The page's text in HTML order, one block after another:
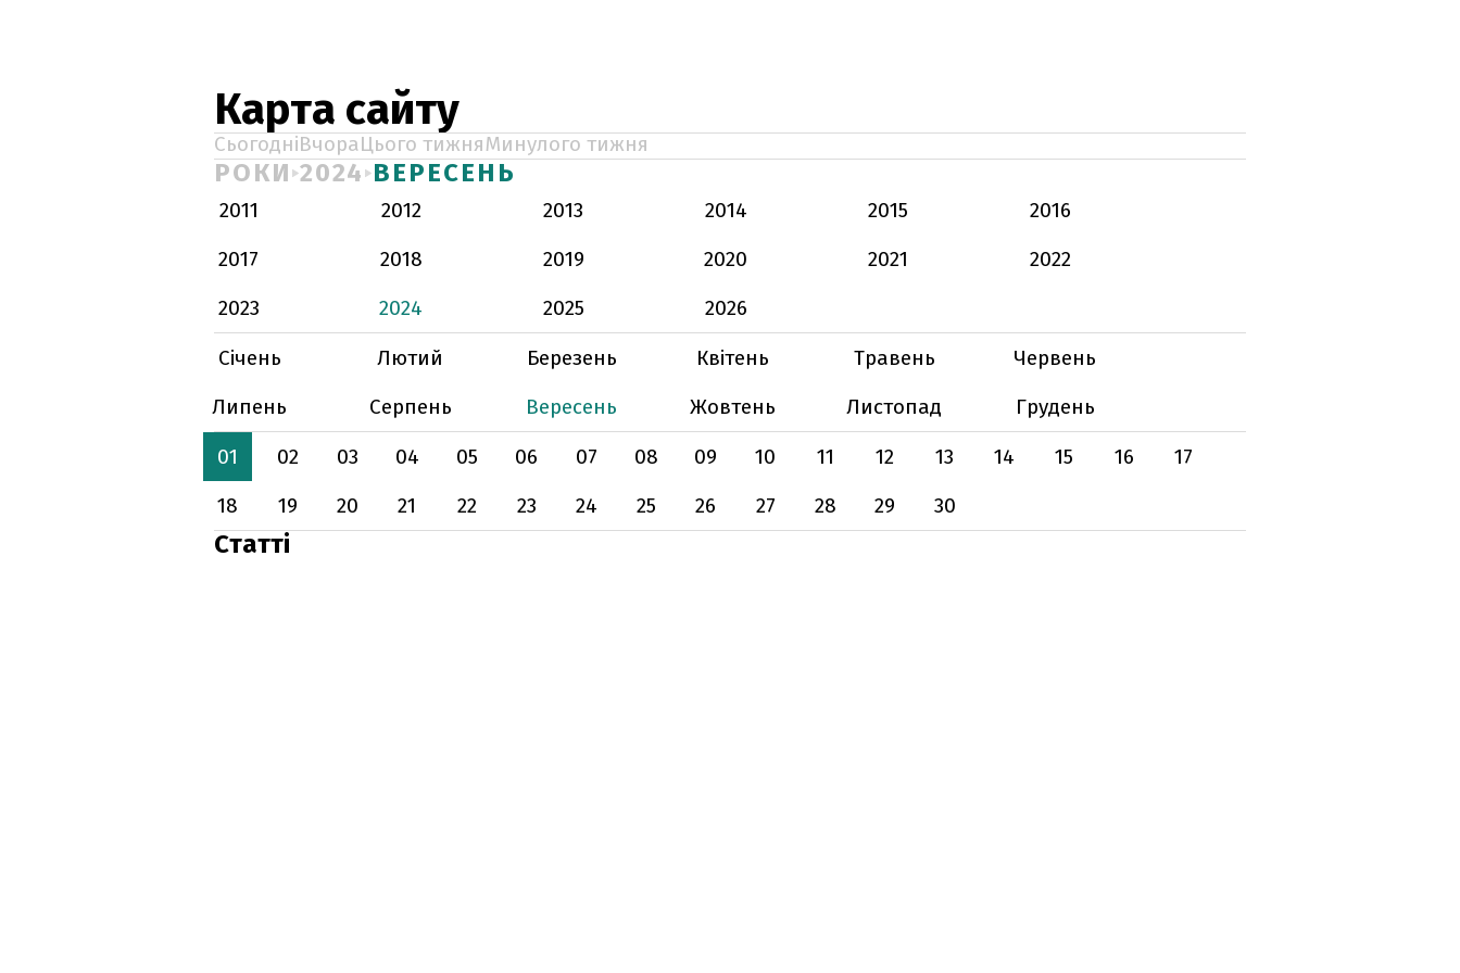
Карта сайту
СьогодніВчораЦього тижняМинулого тижня
РОКИ 2024 ВЕРЕСЕНЬ
2011 2012 2013 2014 2015
2016
2017
2018 2019 2020 2021
2022
2023
2024 2025
2026
Січень
Лютий Березень Квітень Травень
Червень
Липень
Серпень Вересень Жовтень Листопад
Грудень
01
02 03 04 05 06 07 08 09 10 11 12 13 14 15 16
17
18
19 20 21 22 23 24 25 26 27 28 29 30
Статті